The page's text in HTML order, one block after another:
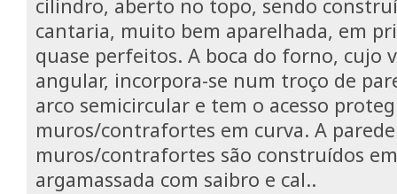
cilindro, aberto no topo, sendo
cantaria, muito bem aparelhada, em
quase perfeitos. A boca do forno, cujo
angular, incorpora-se num troço de
arco semicircular e tem o acesso
muros/contrafortes em curva. A
muros/contrafortes são construídos
argamassada com saibro e cal..